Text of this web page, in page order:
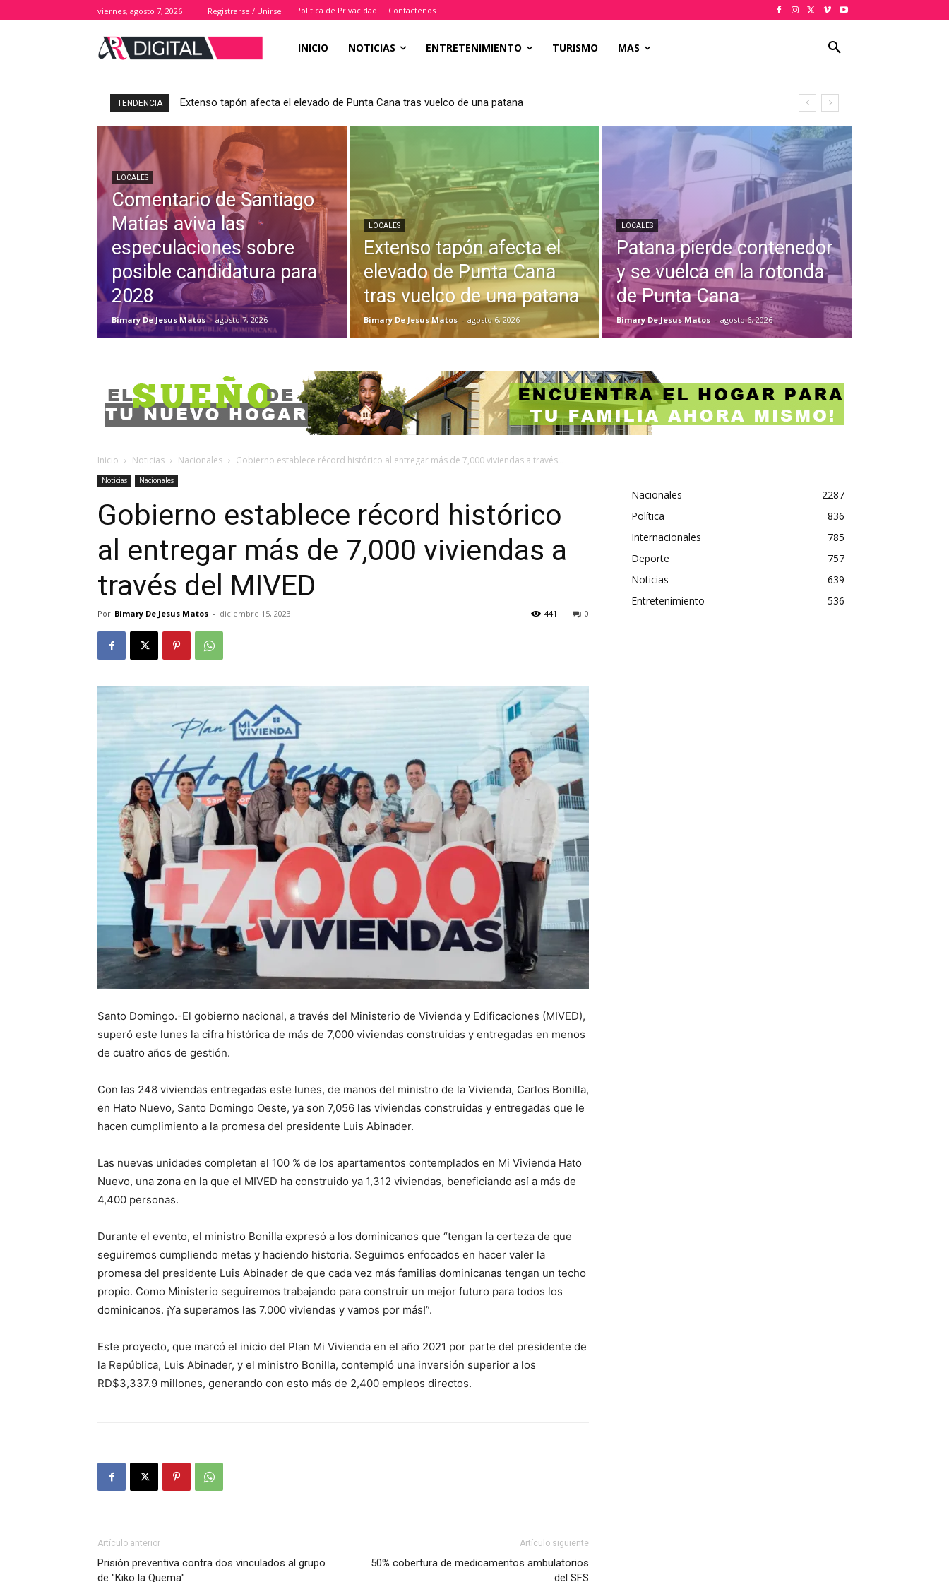
viernes, agosto 7, 2026 Registrarse / Unirse Política de Privacidad Contactenos
INICIO NOTICIAS ENTRETENIMIENTO TURISMO MAS
TENDENCIA Extenso tapón afecta el elevado de Punta Cana tras vuelco de una patana
LOCALES
Comentario de Santiago
Matías aviva las
especulaciones sobre
posible candidatura para
2028
Bimary De Jesus Matos - agosto 7, 2026
LOCALES
Extenso tapón afecta el
elevado de Punta Cana
tras vuelco de una patana
Bimary De Jesus Matos - agosto 6, 2026
LOCALES
Patana pierde contenedor
y se vuelca en la rotonda
de Punta Cana
Bimary De Jesus Matos - agosto 6, 2026
Inicio Noticias Nacionales Gobierno establece récord histórico al entregar más de 7,000 viviendas a través...
Noticias Nacionales
Gobierno establece récord histórico
al entregar más de 7,000 viviendas a
través del MIVED
Por Bimary De Jesus Matos - diciembre 15, 2023 0
441
Santo Domingo.-El gobierno nacional, a través del Ministerio de Vivienda y Edificaciones (MIVED),
superó este lunes la cifra histórica de más de 7,000 viviendas construidas y entregadas en menos
de cuatro años de gestión.
Con las 248 viviendas entregadas este lunes, de manos del ministro de la Vivienda, Carlos Bonilla,
en Hato Nuevo, Santo Domingo Oeste, ya son 7,056 las viviendas construidas y entregadas que le
hacen cumplimiento a la promesa del presidente Luis Abinader.
Las nuevas unidades completan el 100 % de los apartamentos contemplados en Mi Vivienda Hato
Nuevo, una zona en la que el MIVED ha construido ya 1,312 viviendas, beneficiando así a más de
4,400 personas.
Durante el evento, el ministro Bonilla expresó a los dominicanos que “tengan la certeza de que
seguiremos cumpliendo metas y haciendo historia. Seguimos enfocados en hacer valer la
promesa del presidente Luis Abinader de que cada vez más familias dominicanas tengan un techo
propio. Como Ministerio seguiremos trabajando para construir un mejor futuro para todos los
dominicanos. ¡Ya superamos las 7.000 viviendas y vamos por más!”.
Este proyecto, que marcó el inicio del Plan Mi Vivienda en el año 2021 por parte del presidente de
la República, Luis Abinader, y el ministro Bonilla, contempló una inversión superior a los
RD$3,337.9 millones, generando con esto más de 2,400 empleos directos.
Artículo anterior
Prisión preventiva contra dos vinculados al grupo
de "Kiko la Quema"
Artículo siguiente
50% cobertura de medicamentos ambulatorios
del SFS
Nacionales
2287
Política
836
Internacionales
785
Deporte
757
Noticias
639
Entretenimiento
536